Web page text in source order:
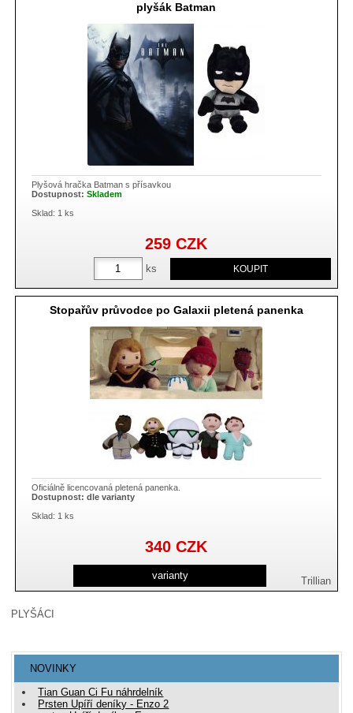
plyšák Batman
Plyšová hračka Batman s přísavkou
Dostupnost:Skladem
Sklad: 1 ks
ks
259CZK
Stopařův průvodce po Galaxii pletená panenka
Oficiálně licencovaná pletená panenka.
Dostupnost:dle varianty
Sklad: 1 ks
varianty Trillian
340CZK
PLYŠÁCI
NOVINKY
Tian Guan Ci Fu náhrdelník
Prsten Upíří deníky - Enzo 2